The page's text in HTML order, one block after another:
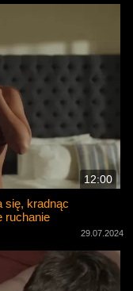
12:00
się, kradnąc
ruchanie
29.07.2024